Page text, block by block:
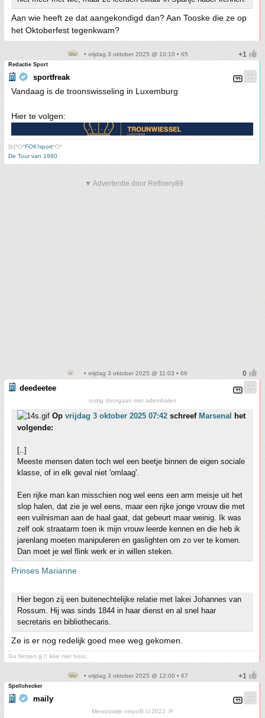
Aan wie heeft ze dat aangekondigd dan? Aan Tooske die ze op
het Oktoberfest tegenkwam?
• vrijdag 3 oktober 2025 @ 10:10 • 65
Redactie Sport
sportfreak
Vandaag is de troonswisseling in Luxemburg
Hier te volgen:
[b]*O*FOK!sport*O*
De Tour van 1980
▼ Advertentie door Refinery89
• vrijdag 3 oktober 2025 @ 11:03 • 66
deedeetee
rustig doorgaan met ademhalen
Op vrijdag 3 oktober 2025 07:42 schreef Marsenal het
volgende:
[..]
Meeste mensen daten toch wel een beetje binnen de eigen sociale
klasse, of in elk geval niet 'omlaag'.
Een rijke man kan misschien nog wel eens een arm meisje uit het
slop halen, dat zie je wel eens, maar een rijke jonge vrouw die met
een vuilnisman aan de haal gaat, dat gebeurt maar weinig. Ik was
zelf ook straatarm toen ik mijn vrouw leerde kennen en die heb ik
jarenlang moeten manipuleren en gaslighten om zo ver te komen.
Dan moet je wel flink werk er in willen steken.
Prinses Marianne
Hier begon zij een buitenechtelijke relatie met lakei Johannes van
Rossum. Hij was sinds 1844 in haar dienst en al snel haar
secretaris en bibliothecaris.
Ze is er nog redelijk goed mee weg gekomen.
Ga fietsen jij !! ikke niet hoor..
• vrijdag 3 oktober 2025 @ 12:00 • 67
Spellchecker
maily
Mevrouwtje oeps/B.U.2022 :P